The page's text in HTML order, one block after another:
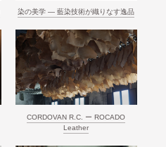
染の美学 ― 藍染技術が織りなす逸品
CORDOVAN R.C. ー ROCADO
Leather